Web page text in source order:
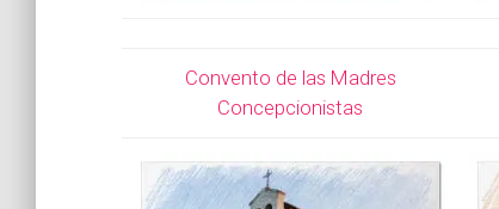
Convento de las Madres
Concepcionistas